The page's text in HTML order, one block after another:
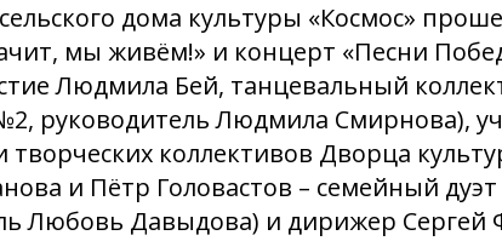
дома культуры «Космос»
мы живём!» и концерт «Песни
Людмила Бей, танцевальный
руководитель Людмила Смирнова),
творческих коллективов Дворца
и Пётр Головастов – семейный
Любовь Давыдова) и дирижер